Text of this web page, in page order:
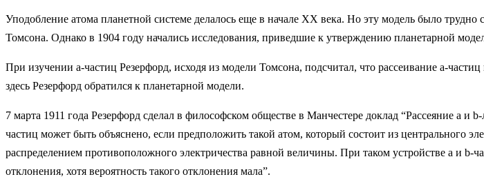
Уподобление атома планетной системе делалось еще в начале XX века. Но эту модель было
Томсона. Однако в 1904 году начались исследования, приведшие к утверждению планетарной
При изучении a-частиц Резерфорд, исходя из модели Томсона, подсчитал, что рассеивание a-
здесь Резерфорд обратился к планетарной модели.
7 марта 1911 года Резерфорд сделал в философском обществе в Манчестере доклад “Рассеяние a и
частиц может быть объяснено, если предположить такой атом, который состоит из центрального
распределением противоположного электричества равной величины. При таком устройстве a и
отклонения, хотя вероятность такого отклонения мала”.